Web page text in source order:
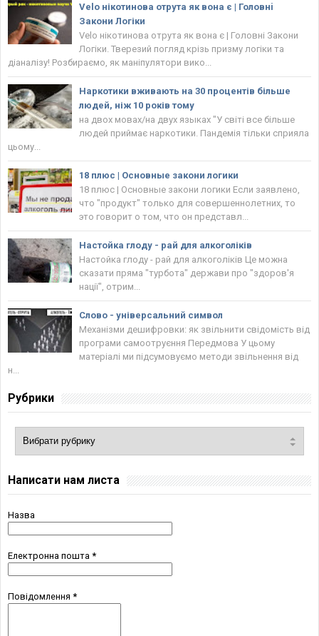
Velo нікотинова отрута як вона є | Головнi
Закони Логіки
Velo нікотинова отрута як вона є | Головнi Закони
Логіки. Тверезий погляд крізь призму логіки та
діаналізу! Розбираємо, як маніпулятори вико...
Наркотики вживають на 30 процентів більше
людей, ніж 10 років тому
на двох мовах/на двух языках "У світі все більше
людей приймає наркотики. Пандемія тільки сприяла
цьому...
18 плюс | Основные закони логики
18 плюс | Основные закони логики Если заявлено,
что "продукт" только для совершеннолетних, то
это говорит о том, что он представл...
Настойка глоду - рай для алкоголіків
Настойка глоду - рай для алкоголіків Це можна
сказати пряма "турбота" держави про "здоров'я
нації", отрим...
Слово - універсальний символ
Механізми дешифровки: як звільнити свідомість від
програми самоотруєння Передмова У цьому
матеріалі ми підсумовуємо методи звільнення від
н...
Рубрики
Написати нам листа
Назва
Електронна пошта *
Повідомлення *